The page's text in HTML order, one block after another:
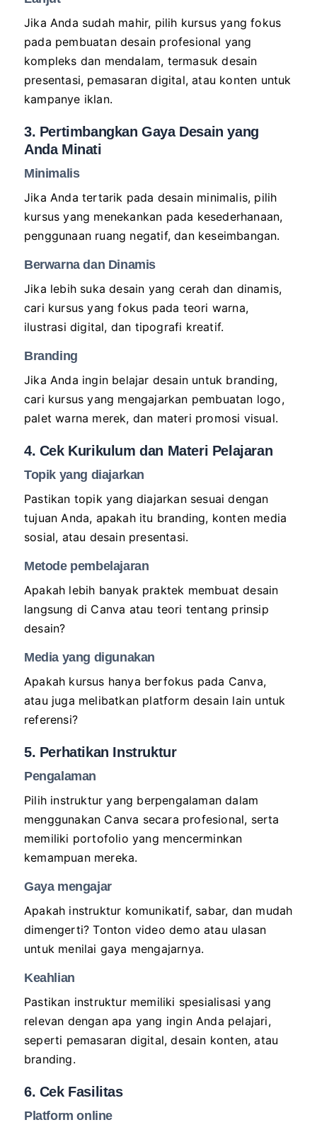
Jika Anda sudah mahir, pilih kursus yang fokus
pada pembuatan desain profesional yang
kompleks dan mendalam, termasuk desain
presentasi, pemasaran digital, atau konten untuk
kampanye iklan.
3. Pertimbangkan Gaya Desain yang
Anda Minati
Minimalis
Jika Anda tertarik pada desain minimalis, pilih
kursus yang menekankan pada kesederhanaan,
penggunaan ruang negatif, dan keseimbangan.
Berwarna dan Dinamis
Jika lebih suka desain yang cerah dan dinamis,
cari kursus yang fokus pada teori warna,
ilustrasi digital, dan tipografi kreatif.
Branding
Jika Anda ingin belajar desain untuk branding,
cari kursus yang mengajarkan pembuatan logo,
palet warna merek, dan materi promosi visual.
4. Cek Kurikulum dan Materi Pelajaran
Topik yang diajarkan
Pastikan topik yang diajarkan sesuai dengan
tujuan Anda, apakah itu branding, konten media
sosial, atau desain presentasi.
Metode pembelajaran
Apakah lebih banyak praktek membuat desain
langsung di Canva atau teori tentang prinsip
desain?
Media yang digunakan
Apakah kursus hanya berfokus pada Canva,
atau juga melibatkan platform desain lain untuk
referensi?
5. Perhatikan Instruktur
Pengalaman
Pilih instruktur yang berpengalaman dalam
menggunakan Canva secara profesional, serta
memiliki portofolio yang mencerminkan
kemampuan mereka.
Gaya mengajar
Apakah instruktur komunikatif, sabar, dan mudah
dimengerti? Tonton video demo atau ulasan
untuk menilai gaya mengajarnya.
Keahlian
Pastikan instruktur memiliki spesialisasi yang
relevan dengan apa yang ingin Anda pelajari,
seperti pemasaran digital, desain konten, atau
branding.
6. Cek Fasilitas
Platform online